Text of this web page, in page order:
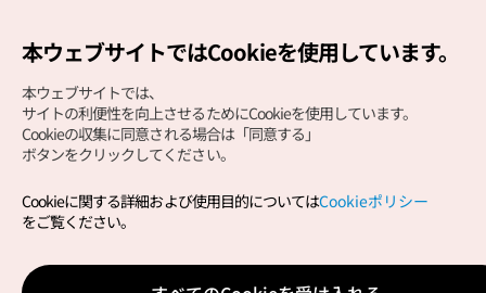
Copyright (c) Korea Tourism Organization All Rights
サイトエラー報告公式メール
japanese@knto.or.kr
本ウェブサイトではCookieを使用しています。
本ウェブサイトでは、
サイトの利便性を向上させるためにCookieを使用しています。
Cookieの収集に同意される場合は「同意する」
ボタンをクリックしてください。
Cookieに関する詳細および使用目的についてはCookieポリシー
をご覧ください。